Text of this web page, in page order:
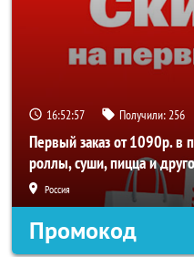
16:52:57 Получили:256
Первый заказ от 1090р. в
роллы, суши, пицца и
Россия
Промокод